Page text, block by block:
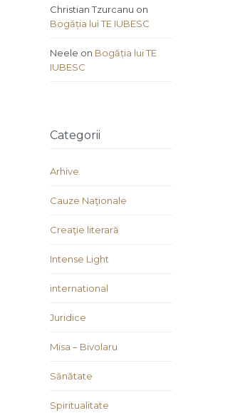
Christian Tzurcanu on
Bogăția lui TE IUBESC
Neele on Bogăția lui TE
IUBESC
Categorii
Arhive
Cauze Naţionale
Creaţie literară
Intense Light
international
Juridice
Misa – Bivolaru
Sănătate
Spiritualitate